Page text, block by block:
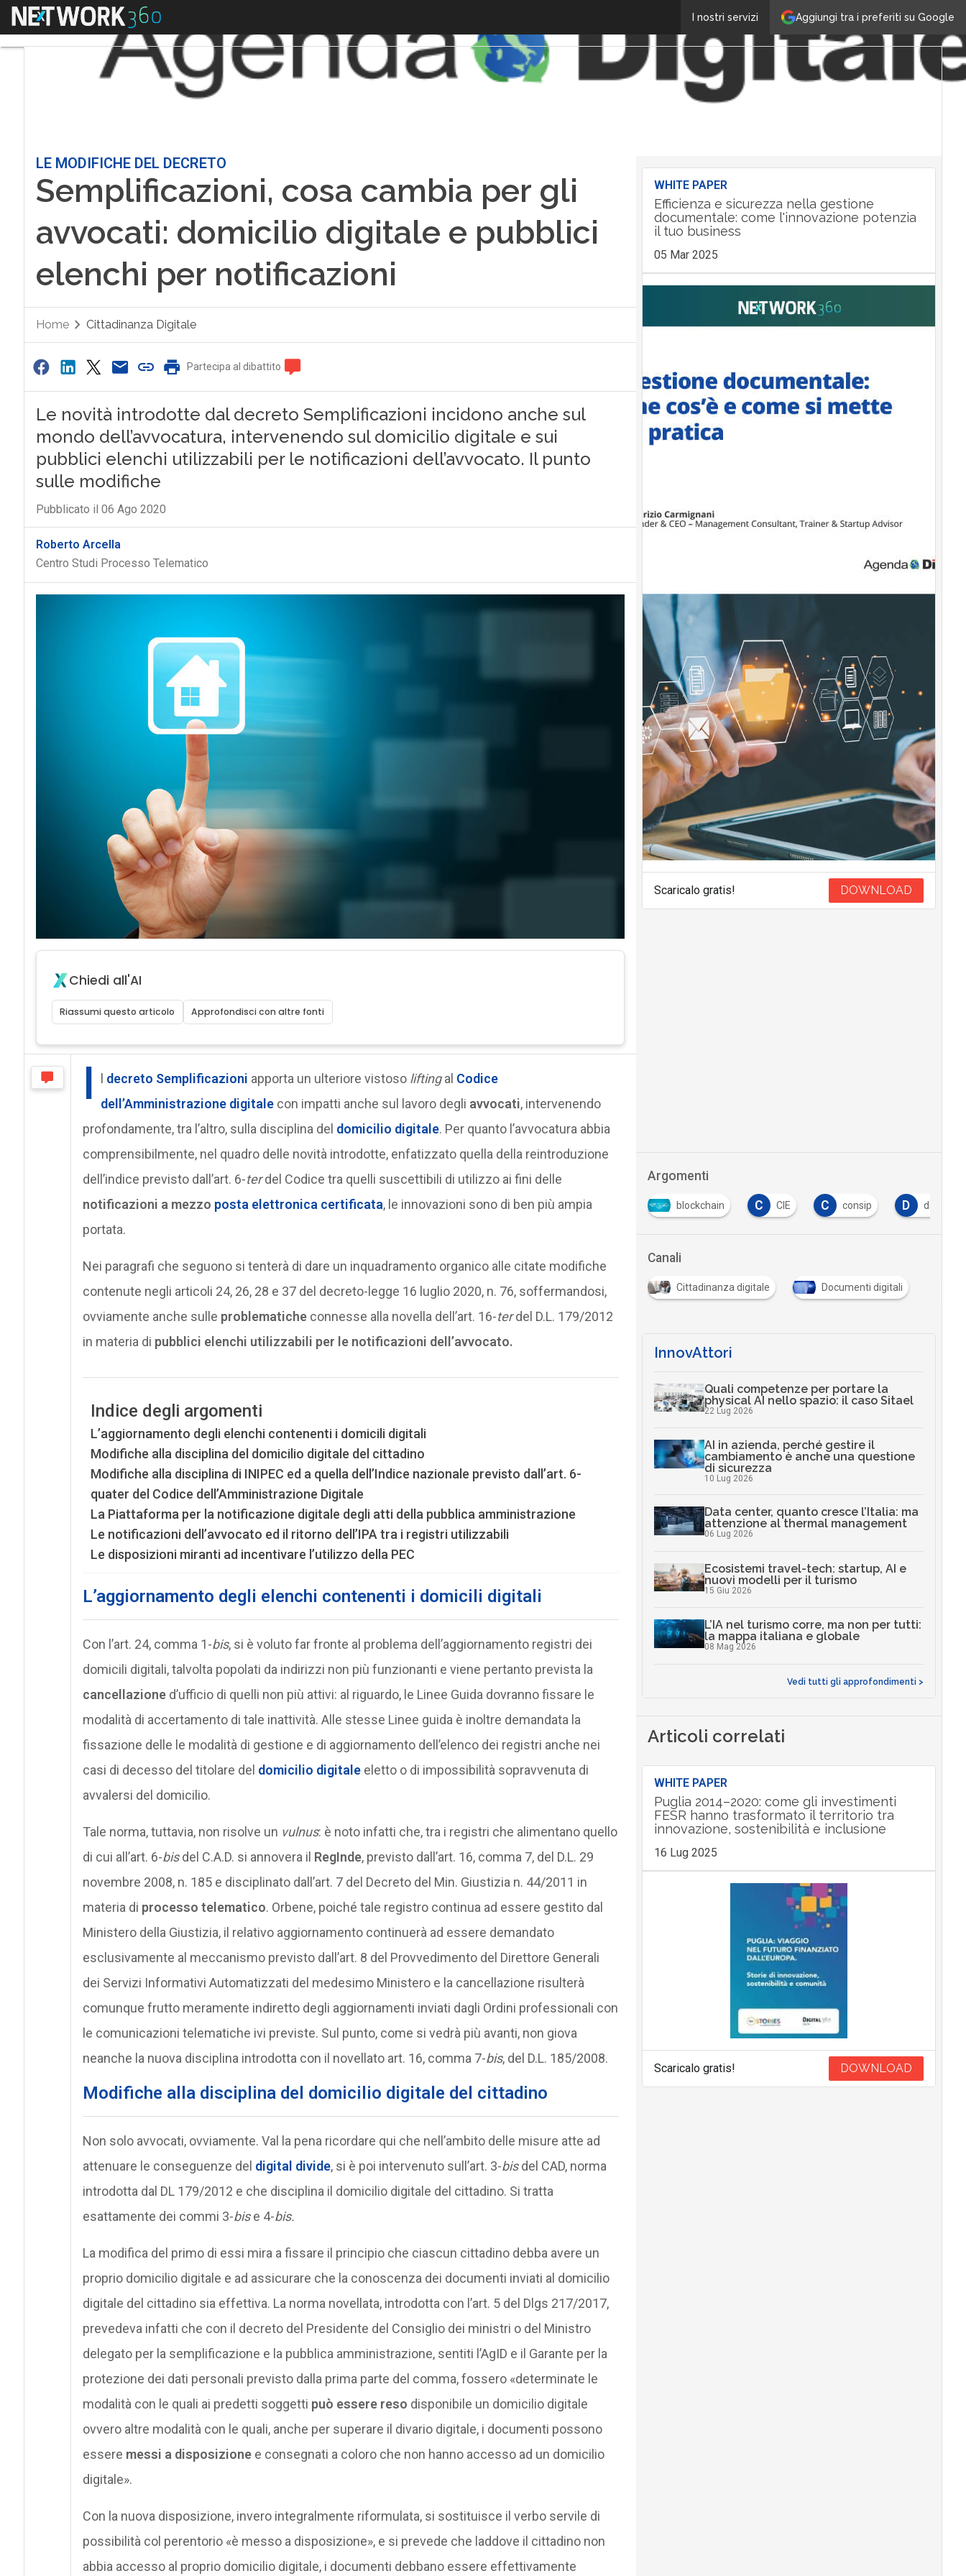
Aggiungi tra i preferiti su Google
I nostri servizi
Menu
LE MODIFICHE DEL DECRETO
Semplificazioni, cosa cambia per gli
avvocati: domicilio digitale e pubblici
elenchi per notificazioni
Home Cittadinanza Digitale
Partecipa al dibattito
Le novità introdotte dal decreto Semplificazioni incidono anche sul
mondo dell’avvocatura, intervenendo sul domicilio digitale e sui
pubblici elenchi utilizzabili per le notificazioni dell’avvocato. Il punto
sulle modifiche
Pubblicato il 06 Ago 2020
Roberto Arcella
Centro Studi Processo Telematico
Chiedi all'AI
Riassumi questo articolo Approfondisci con altre fonti
I l decreto Semplificazioni apporta un ulteriore vistoso liftingal Codice
dell’Amministrazione digitalecon impatti anche sul lavoro degli avvocati, intervenendo
profondamente, tra l’altro, sulla disciplina del domicilio digitale. Per quanto l’avvocatura abbia
comprensibilmente, nel quadro delle novità introdotte, enfatizzato quella della reintroduzione
dell’indice previsto dall’art. 6-terdel Codice tra quelli suscettibili di utilizzo ai fini delle
notificazioni a mezzo posta elettronica certificata, le innovazioni sono di ben più ampia
portata.
Nei paragrafi che seguono si tenterà di dare un inquadramento organico alle citate modifiche
contenute negli articoli 24, 26, 28 e 37 del decreto-legge 16 luglio 2020, n. 76, soffermandosi,
ovviamente anche sulle problematicheconnesse alla novella dell’art. 16-terdel D.L. 179/2012
in materia di pubblici elenchi utilizzabili per le notificazioni dell’avvocato.
Indice degli argomenti
L’aggiornamento degli elenchi contenenti i domicili digitali
Modifiche alla disciplina del domicilio digitale del cittadino
Modifiche alla disciplina di INIPEC ed a quella dell’Indice nazionale previsto dall’art. 6-
quater del Codice dell’Amministrazione Digitale
La Piattaforma per la notificazione digitale degli atti della pubblica amministrazione
Le notificazioni dell’avvocato ed il ritorno dell’IPA tra i registri utilizzabili
Le disposizioni miranti ad incentivare l’utilizzo della PEC
L’aggiornamento degli elenchi contenenti i domicili digitali
Con l’art. 24, comma 1-bis, si è voluto far fronte al problema dell’aggiornamento registri dei
domicili digitali, talvolta popolati da indirizzi non più funzionanti e viene pertanto prevista la
cancellazioned’ufficio di quelli non più attivi: al riguardo, le Linee Guida dovranno fissare le
modalità di accertamento di tale inattività. Alle stesse Linee guida è inoltre demandata la
fissazione delle le modalità di gestione e di aggiornamento dell’elenco dei registri anche nei
casi di decesso del titolare del domicilio digitaleeletto o di impossibilità sopravvenuta di
avvalersi del domicilio.
Tale norma, tuttavia, non risolve un vulnus: è noto infatti che, tra i registri che alimentano quello
di cui all’art. 6-bisdel C.A.D. si annovera il RegInde, previsto dall’art. 16, comma 7, del D.L. 29
novembre 2008, n. 185 e disciplinato dall’art. 7 del Decreto del Min. Giustizia n. 44/2011 in
materia di processo telematico. Orbene, poiché tale registro continua ad essere gestito dal
Ministero della Giustizia, il relativo aggiornamento continuerà ad essere demandato
esclusivamente al meccanismo previsto dall’art. 8 del Provvedimento del Direttore Generali
dei Servizi Informativi Automatizzati del medesimo Ministero e la cancellazione risulterà
comunque frutto meramente indiretto degli aggiornamenti inviati dagli Ordini professionali con
le comunicazioni telematiche ivi previste. Sul punto, come si vedrà più avanti, non giova
neanche la nuova disciplina introdotta con il novellato art. 16, comma 7-bis, del D.L. 185/2008.
Modifiche alla disciplina del domicilio digitale del cittadino
Non solo avvocati, ovviamente. Val la pena ricordare qui che nell’ambito delle misure atte ad
attenuare le conseguenze del digital divide, si è poi intervenuto sull’art. 3-bisdel CAD, norma
introdotta dal DL 179/2012 e che disciplina il domicilio digitale del cittadino. Si tratta
esattamente dei commi 3-bise 4-bis.
La modifica del primo di essi mira a fissare il principio che ciascun cittadino debba avere un
proprio domicilio digitale e ad assicurare che la conoscenza dei documenti inviati al domicilio
digitale del cittadino sia effettiva. La norma novellata, introdotta con l’art. 5 del Dlgs 217/2017,
prevedeva infatti che con il decreto del Presidente del Consiglio dei ministri o del Ministro
delegato per la semplificazione e la pubblica amministrazione, sentiti l’AgID e il Garante per la
protezione dei dati personali previsto dalla prima parte del comma, fossero «determinate le
modalità con le quali ai predetti soggetti può essere reso disponibile un domicilio digitale
ovvero altre modalità con le quali, anche per superare il divario digitale, i documenti possono
essere messi a disposizionee consegnati a coloro che non hanno accesso ad un domicilio
digitale».
Con la nuova disposizione, invero integralmente riformulata, si sostituisce il verbo servile di
possibilità col perentorio «è messo a disposizione», e si prevede che laddove il cittadino non
abbia accesso al proprio domicilio digitale, i documenti debbano essere effettivamente
WHITE PAPER
Efficienza e sicurezza nella gestione
documentale: come l'innovazione potenzia
il tuo business
05 Mar 2025
Scaricalo gratis! DOWNLOAD
Argomenti
Agid Agenzia per l'Italia Digitale blockchain C CIE C consip D dati
Canali
Cittadinanza digitale Documenti digitali
InnovAttori
Quali competenze per portare la
physical AI nello spazio: il caso Sitael
22 Lug 2026
AI in azienda, perché gestire il
cambiamento è anche una questione
di sicurezza
10 Lug 2026
Data center, quanto cresce l’Italia: ma
attenzione al thermal management
06 Lug 2026
Ecosistemi travel-tech: startup, AI e
nuovi modelli per il turismo
15 Giu 2026
L’IA nel turismo corre, ma non per tutti:
la mappa italiana e globale
08 Mag 2026
Vedi tutti gli approfondimenti >
Articoli correlati
WHITE PAPER
Puglia 2014–2020: come gli investimenti
FESR hanno trasformato il territorio tra
innovazione, sostenibilità e inclusione
16 Lug 2025
Scaricalo gratis! DOWNLOAD